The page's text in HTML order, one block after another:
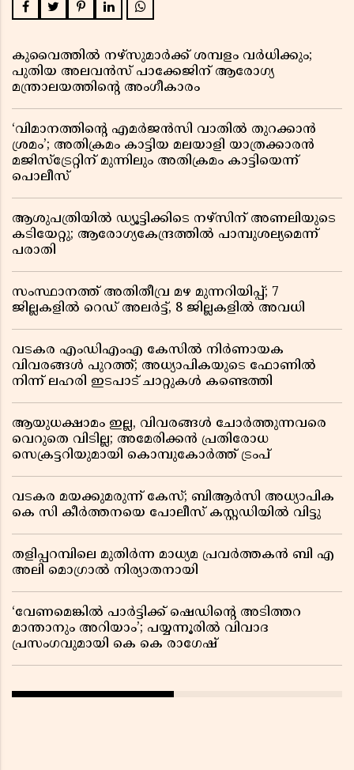
കുവൈത്തിൽ നഴ്‌സുമാർക്ക് ശമ്പളം വർധിക്കും;
പുതിയ അലവൻസ് പാക്കേജിന് ആരോഗ്യ
മന്ത്രാലയത്തിൻ്റെ അംഗീകാരം
‘വിമാനത്തിൻ്റെ എമർജൻസി വാതിൽ തുറക്കാൻ
ശ്രമം’; അതിക്രമം കാട്ടിയ മലയാളി യാത്രക്കാരൻ
മജിസ്ട്രേറ്റിന് മുന്നിലും അതിക്രമം കാട്ടിയെന്ന്
പൊലീസ്
ആശുപത്രിയിൽ ഡ്യൂട്ടിക്കിടെ നഴ്സിന് അണലിയുടെ
കടിയേറ്റു; ആരോഗ്യകേന്ദ്രത്തിൽ പാമ്പുശല്യമെന്ന്
പരാതി
സംസ്ഥാനത്ത് അതിതീവ്ര മഴ മുന്നറിയിപ്പ്; 7
ജില്ലകളിൽ റെഡ് അലർട്ട്, 8 ജില്ലകളിൽ അവധി
വടകര എംഡിഎംഎ കേസിൽ നിർണായക
വിവരങ്ങൾ പുറത്ത്; അധ്യാപികയുടെ ഫോണിൽ
നിന്ന് ലഹരി ഇടപാട് ചാറ്റുകൾ കണ്ടെത്തി
ആയുധക്ഷാമം ഇല്ല, വിവരങ്ങൾ ചോർത്തുന്നവരെ
വെറുതെ വിടില്ല; അമേരിക്കൻ പ്രതിരോധ
സെക്രട്ടറിയുമായി കൊമ്പുകോർത്ത് ട്രംപ്
വടകര മയക്കുമരുന്ന് കേസ്; ബിആർസി അധ്യാപിക
കെ സി കീർത്തനയെ പോലീസ് കസ്റ്റഡിയിൽ വിട്ടു
തളിപ്പറമ്പിലെ മുതിർന്ന മാധ്യമ പ്രവർത്തകൻ ബി എ
അലി മൊഗ്രാൽ നിര്യാതനായി
‘വേണമെങ്കിൽ പാർട്ടിക്ക് ഷെഡിൻ്റെ അടിത്തറ
മാന്താനും അറിയാം’; പയ്യന്നൂരിൽ വിവാദ
പ്രസംഗവുമായി കെ കെ രാഗേഷ്